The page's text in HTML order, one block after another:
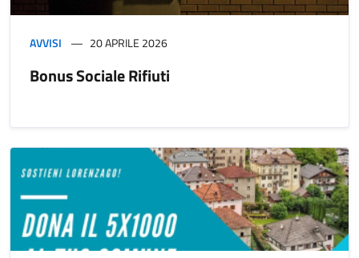
AVVISI 20 APRILE 2026
Bonus Sociale Rifiuti